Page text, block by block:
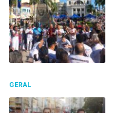
GERAL